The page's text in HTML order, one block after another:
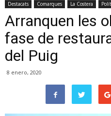
Destacats Comarques La Costera
Arranquen les
fase de
del Puig
8 enero, 2020